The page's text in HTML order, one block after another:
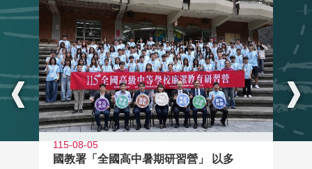
115-08-05
國教署「全國高中暑期研習營」 以多